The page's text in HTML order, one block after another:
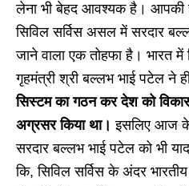
लेना भी बेहद आवश्यक है। आपकी
सिविल सर्विस असल में सरदार
जाने वाला एक तोहफा है। भारत
गृहमंत्री श्री बल्लभ भाई पटेल ने
सिस्टम का गठन कर देश को
अग्रसर किया था।इसलिए आज के
सरदार बल्लभ भाई पटेल को भी
कि, सिविल सर्विस के अंदर